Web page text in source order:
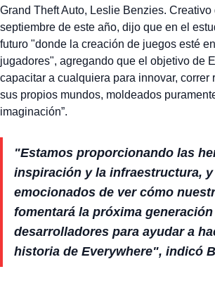
Grand Theft Auto, Leslie Benzies. Creativo
septiembre de este año, dijo que en el
futuro "donde la creación de juegos esté
jugadores", agregando que el objetivo de
capacitar a cualquiera para innovar, correr
sus propios mundos, moldeados
imaginación”.
"Estamos proporcionando las
inspiración y la infraestructura,
emocionados de ver cómo
fomentará la próxima generación
desarrolladores para ayudar a
historia de Everywhere", indicó